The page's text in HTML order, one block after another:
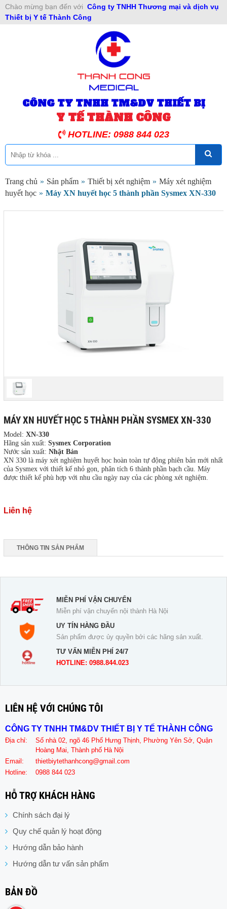
Chào mừng bạn đến với Công ty TNHH Thương mại và dịch vụ
Thiết bị Y tế Thành Công
CÔNG TY TNHH TM&DV THIẾT BỊ
Y TẾ THÀNH CÔNG
HOTLINE: 0988 844 023
Trang chủ » Sản phẩm » Thiết bị xét nghiệm » Máy xét nghiệm
huyết học » Máy XN huyết học 5 thành phần Sysmex XN-330
MÁY XN HUYẾT HỌC 5 THÀNH PHẦN SYSMEX XN-330
Model: XN-330
Hãng sản xuất: Sysmex Corporation
Nước sản xuất: Nhật Bản
XN 330 là máy xét nghiệm huyết học hoàn toàn tự động phiên bản mới nhất
của Sysmex với thiết kế nhỏ gọn, phân tích 6 thành phần bạch cầu. Máy
được thiết kế phù hợp với nhu cầu ngày nay của các phòng xét nghiệm.
Liên hệ
THÔNG TIN SẢN PHẨM
MIỄN PHÍ VẬN CHUYỂN
Miễn phí vận chuyển nội thành Hà Nội
UY TÍN HÀNG ĐẦU
Sản phẩm được ủy quyền bởi các hãng sản xuất.
TƯ VẤN MIỄN PHÍ 24/7
HOTLINE: 0988.844.023
LIÊN HỆ VỚI CHÚNG TÔI
CÔNG TY TNHH TM&DV THIẾT BỊ Y TẾ THÀNH CÔNG
Địa chỉ:
Số nhà 02, ngõ 46 Phố Hưng Thịnh, Phường Yên Sở, Quận
Hoàng Mai, Thành phố Hà Nội
Email:
thietbiytethanhcong@gmail.com
Hotline:
0988 844 023
HỖ TRỢ KHÁCH HÀNG
Chính sách đại lý
Quy chế quản lý hoạt động
Hướng dẫn bảo hành
Hướng dẫn tư vấn sản phẩm
BẢN ĐỒ